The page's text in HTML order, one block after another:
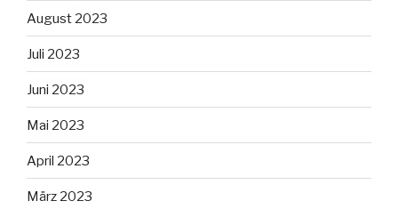
August 2023
Juli 2023
Juni 2023
Mai 2023
April 2023
März 2023